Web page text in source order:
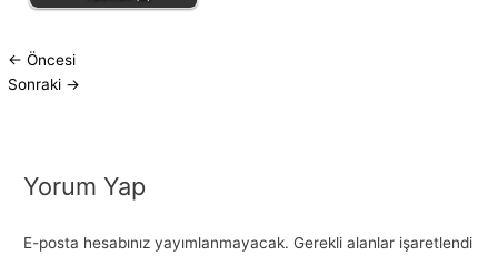
← Öncesi
Sonraki →
Yorum Yap
E-posta hesabınız yayımlanmayacak. Gerekli alanlar işaretlendi